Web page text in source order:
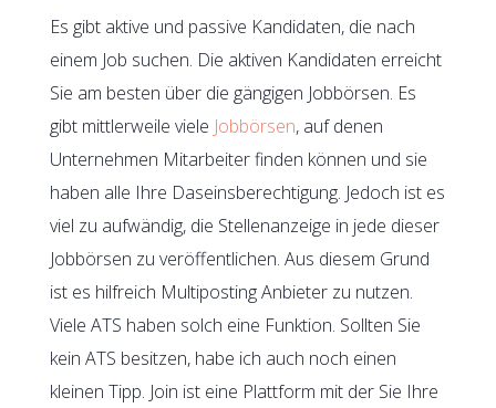
Es gibt aktive und passive Kandidaten, die nach
einem Job suchen. Die aktiven Kandidaten erreicht
Sie am besten über die gängigen Jobbörsen. Es
gibt mittlerweile viele Jobbörsen, auf denen
Unternehmen Mitarbeiter finden können und sie
haben alle Ihre Daseinsberechtigung. Jedoch ist es
viel zu aufwändig, die Stellenanzeige in jede dieser
Jobbörsen zu veröffentlichen. Aus diesem Grund
ist es hilfreich Multiposting Anbieter zu nutzen.
Viele ATS haben solch eine Funktion. Sollten Sie
kein ATS besitzen, habe ich auch noch einen
kleinen Tipp. Join ist eine Plattform mit der Sie Ihre